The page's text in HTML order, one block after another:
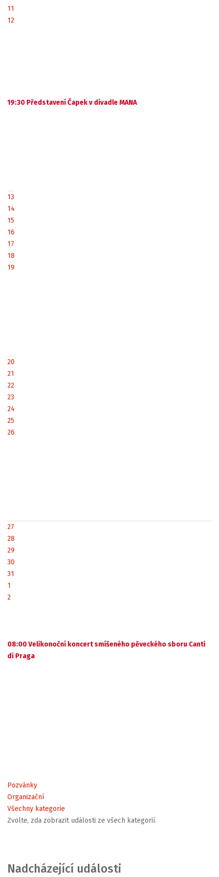
11
12
19:30 Představení Čapek v divadle MANA
13
14
15
16
17
18
19
20
21
22
23
24
25
26
27
28
29
30
31
1
2
08:00 Velikonoční koncert smíšeného pěveckého sboru Canti
di Praga
Pozvánky
Organizační
Všechny kategorie
Zvolte, zda zobrazit události ze všech kategorií.
Nadcházející události